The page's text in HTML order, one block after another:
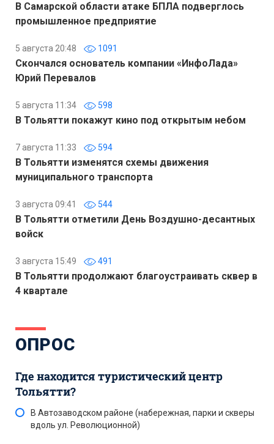
В Самарской области атаке БПЛА подверглось
промышленное предприятие
5 августа 20:48 1091
Скончался основатель компании «ИнфоЛада»
Юрий Перевалов
5 августа 11:34 598
В Тольятти покажут кино под открытым небом
7 августа 11:33 594
В Тольятти изменятся схемы движения
муниципального транспорта
3 августа 09:41 544
В Тольятти отметили День Воздушно-десантных
войск
3 августа 15:49 491
В Тольятти продолжают благоустраивать сквер в
4 квартале
ОПРОС
Где находится туристический центр
Тольятти?
В Автозаводском районе (набережная, парки и скверы
вдоль ул. Революционной)